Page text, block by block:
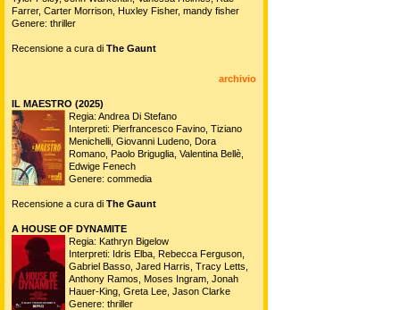
Farrer, Carter Morrison, Huxley Fisher, mandy fisher
Genere: thriller
Recensione a cura di The Gaunt
archivio
IL MAESTRO (2025)
Regia: Andrea Di Stefano
Interpreti: Pierfrancesco Favino, Tiziano
Menichelli, Giovanni Ludeno, Dora
Romano, Paolo Briguglia, Valentina Bellè,
Edwige Fenech
Genere: commedia
Recensione a cura di The Gaunt
A HOUSE OF DYNAMITE
Regia: Kathryn Bigelow
Interpreti: Idris Elba, Rebecca Ferguson,
Gabriel Basso, Jared Harris, Tracy Letts,
Anthony Ramos, Moses Ingram, Jonah
Hauer-King, Greta Lee, Jason Clarke
Genere: thriller